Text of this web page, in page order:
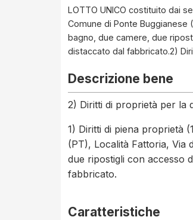
LOTTO UNICO costituito dai
Comune di Ponte Buggianese
bagno, due camere, due
distaccato dal fabbricato.2)
Descrizione bene
2) Diritti di proprietà per la
1) Diritti di piena proprietà
(PT), Località Fattoria, Via
due ripostigli con accesso
fabbricato.
Caratteristiche